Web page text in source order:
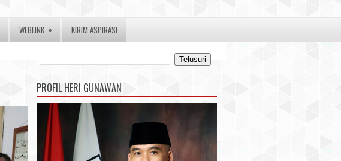
WEBLINK » KIRIM ASPIRASI
PROFIL HERI GUNAWAN